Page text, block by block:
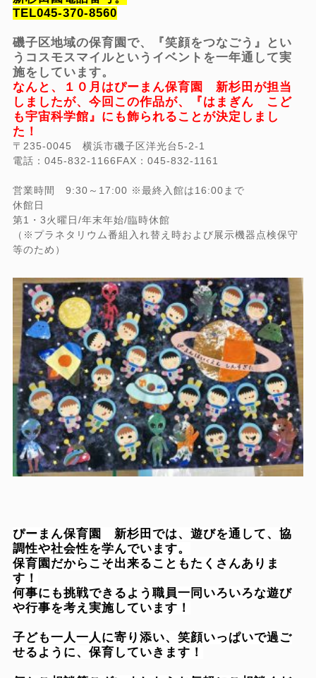
TEL045-370-8560
磯子区地域の保育園で、『笑顔をつなごう』とい
うコスモスマイルというイベントを一年通して実
施をしています。
なんと、１０月はぴーまん保育園 新杉田が担当
しましたが、今回この作品が、『はまぎん こど
も宇宙科学館』にも飾られることが決定しまし
た！
〒235-0045 横浜市磯子区洋光台5-2-1
電話：045-832-1166FAX：045-832-1161
営業時間 9:30～17:00 ※最終入館は16:00まで
休館日
第1・3火曜日/年末年始/臨時休館
（※プラネタリウム番組入れ替え時および展示機器点検保守
等のため）
ぴーまん保育園 新杉田では、遊びを通して、協
調性や社会性を学んでいます。
保育園だからこそ出来ることもたくさんありま
す！
何事にも挑戦できるよう職員一同いろいろな遊び
や行事を考え実施しています！
子ども一人一人に寄り添い、笑顔いっぱいで過ご
せるように、保育していきます！